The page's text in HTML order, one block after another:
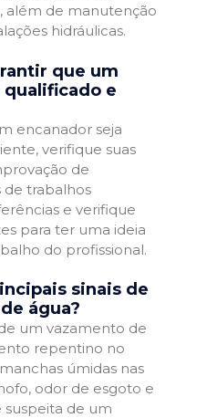
além de manutenção
hidráulicas.
que um
qualificado e
encanador seja
verifique suas
de
de trabalhos
e verifique
para ter uma ideia
do profissional.
sinais de
água?
um vazamento de
repentino no
úmidas nas
odor de esgoto e
suspeita de um